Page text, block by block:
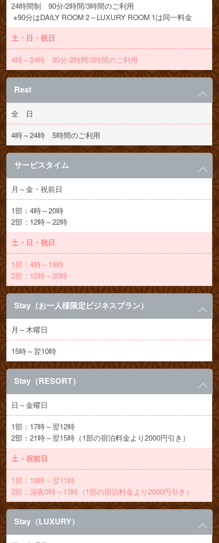
24時間制 90分/2時間/3時間のご利用
※90分はDAILY ROOM 2～LUXURY ROOM 1は同一料金
土・日・祝日
4時～24時 90分/2時間/3時間のご利用
Rest
全 日
4時～24時 5時間のご利用
サービスタイム
月～金・祝前日
1部：4時～20時
2部：12時～22時
土・日・祝日
1部：4時～18時
2部：12時～20時
Stay（お一人様限定ビジネスプラン）
月～木曜日
15時～翌10時
Stay（RESORT）
日～金曜日
1部：17時～翌12時
2部：21時～翌15時（1部の宿泊料金より2000円引き）
土・祝前日
1部：18時～翌11時
2部：深夜0時～13時（1部の宿泊料金より2000円引き）
Stay（LUXURY）